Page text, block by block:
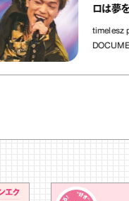
ロは夢をも
れた場所」
timelesz